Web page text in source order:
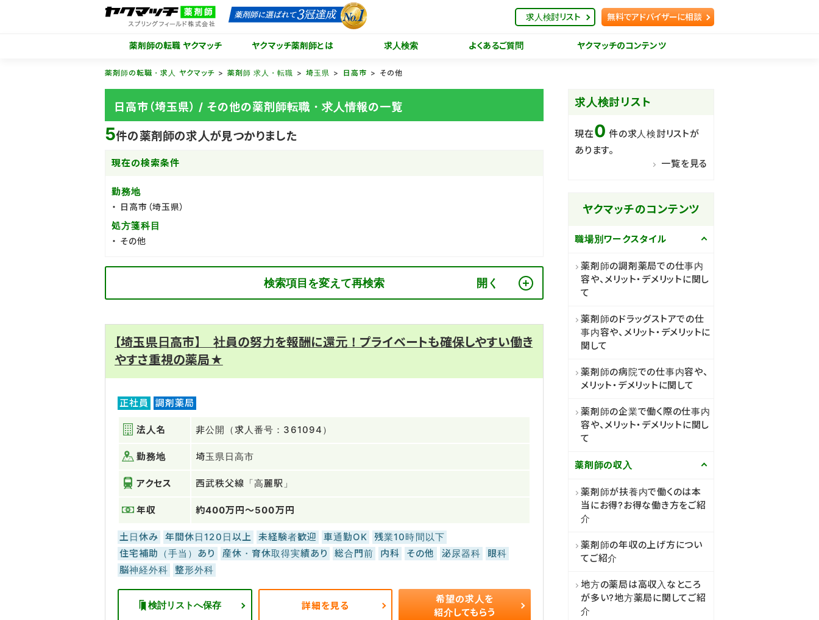
薬剤師の転職 ヤクマッチ ヤクマッチ薬剤師とは 求人検索 よくあるご質問 ヤクマッチのコンテンツ
求人検討リスト 無料でアドバイザーに相談
薬剤師の転職・求人 ヤクマッチ 薬剤師 求人・転職 埼玉県 日高市 その他
日高市（埼玉県） / その他の薬剤師転職・求人情報の一覧
5件の薬剤師の求人が見つかりました
現在の検索条件
勤務地
日高市（埼玉県）
処方箋科目
その他
検索項目を変えて再検索
【埼玉県日高市】 社員の努力を報酬に還元！プライベートも確保しやすい働き
やすさ重視の薬局★
正社員 調剤薬局
法人名 非公開（求人番号：361094）
勤務地 埼玉県日高市
アクセス 西武秩父線「高麗駅」
年収 約400万円～500万円
土日休み 年間休日120日以上 未経験者歓迎 車通勤OK
残業10時間以下
住宅補助（手当）あり
産休・育休取得実績あり 総合門前 内科 その他 泌尿器科
眼科
脳神経外科
整形外科
検討リストへ保存 詳細を見る
希望の求人を
紹介してもらう
求人検討リスト
現在0 件の求人検討リストが
あります。
一覧を見る
ヤクマッチのコンテンツ
職場別ワークスタイル
薬剤師の調剤薬局での仕事内
容や、メリット・デメリットに関し
て
薬剤師のドラッグストアでの仕
事内容や、メリット・デメリットに
関して
薬剤師の病院での仕事内容や、
メリット・デメリットに関して
薬剤師の企業で働く際の仕事内
容や、メリット・デメリットに関し
て
薬剤師の収入
薬剤師が扶養内で働くのは本
当にお得?お得な働き方をご紹
介
薬剤師の年収の上げ方につい
てご紹介
地方の薬局は高収入なところ
が多い?地方薬局に関してご紹
介